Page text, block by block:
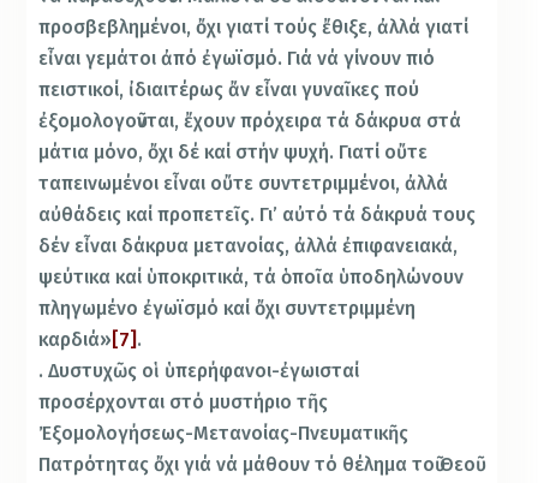
προσβεβλημένοι, ὄχι γιατί τούς ἔθιξε, ἀλλά γιατί
εἶναι γεμάτοι ἀπό ἐγωϊσμό. Γιά νά γίνουν πιό
πειστικοί, ἰδιαιτέρως ἄν εἶναι γυναῖκες πού
ἐξομολογοῦνται, ἔχουν πρόχειρα τά δάκρυα στά
μάτια μόνο, ὄχι δέ καί στήν ψυχή. Γιατί οὔτε
ταπεινωμένοι εἶναι οὔτε συντετριμμένοι, ἀλλά
αὐθάδεις καί προπετεῖς. Γι’ αὐτό τά δάκρυά τους
δέν εἶναι δάκρυα μετανοίας, ἀλλά ἐπιφανειακά,
ψεύτικα καί ὑποκριτικά, τά ὁποῖα ὑποδηλώνουν
πληγωμένο ἐγωϊσμό καί ὄχι συντετριμμένη
καρδιά» [7] .
. Δυστυχῶς οἱ ὑπερήφανοι-ἐγωισταί
προσέρχονται στό μυστήριο τῆς
Ἐξομολογήσεως-Μετανοίας-Πνευματικῆς
Πατρότητας ὄχι γιά νά μάθουν τό θέλημα τοῦ Θεοῦ